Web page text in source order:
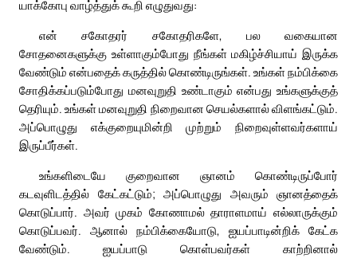
யாக்கோபு வாழ்த்துக் கூறி எழுதுவது:
என் சகோதரர் சகோதரிகளே, பல வகையான
சோதனைகளுக்கு உள்ளாகும்போது நீங்கள் மகிழ்ச்சியாய் இருக்க
வேண்டும் என்பதைக் கருத்தில் கொண்டிருங்கள். உங்கள் நம்பிக்கை
சோதிக்கப்படும்போது மனவுறுதி உண்டாகும் என்பது உங்களுக்குத்
தெரியும். உங்கள் மனவுறுதி நிறைவான செயல்களால் விளங்கட்டும்.
அப்பொழுது எக்குறையுமின்றி முற்றும் நிறைவுள்ளவர்களாய்
இருப்பீர்கள்.
உங்களிடையே குறைவான ஞானம் கொண்டிருப்போர்
கடவுளிடத்தில் கேட்கட்டும்; அப்பொழுது அவரும் ஞானத்தைக்
கொடுப்பார். அவர் முகம் கோணாமல் தாராளமாய் எல்லாருக்கும்
கொடுப்பவர். ஆனால் நம்பிக்கையோடு, ஐயப்பாடின்றிக் கேட்க
வேண்டும். ஐயப்பாடு கொள்பவர்கள் காற்றினால்